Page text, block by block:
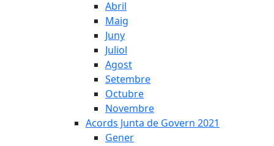
Abril
Maig
Juny
Juliol
Agost
Setembre
Octubre
Novembre
Acords Junta de Govern 2021
Gener